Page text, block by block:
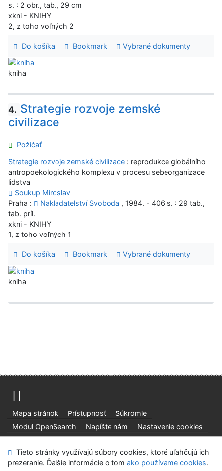
s. : 2 obr., tab., 29 cm
xkni - KNIHY
2, z toho voľných 2
Do košíka Bookmark Vybrané dokumenty
kniha
4. Strategie rozvoje zemské
civilizace
Požičať
Strategie rozvoje zemské civilizace : reprodukce globálního
antropoekologického komplexu v procesu sebeorganizace
lidstva
Soukup Miroslav
Praha :
Nakladatelství Svoboda , 1984. - 406 s. : 29 tab.,
tab. príl.
xkni - KNIHY
1, z toho voľných 1
Do košíka Bookmark Vybrané dokumenty
kniha
Mapa stránok Prístupnosť
Súkromie
Modul OpenSearch
Napíšte nám Nastavenie cookies
Slovenská lesnícka a drevárska knižnica pri Technickej
univerzite vo Zvolene
Tieto stránky využívajú súbory cookies, ktoré uľahčujú ich
prezeranie. Ďalšie informácie o tom ako používame cookies.